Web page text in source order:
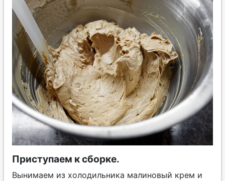
Приступаем к сборке.
Вынимаем из холодильника малиновый крем и